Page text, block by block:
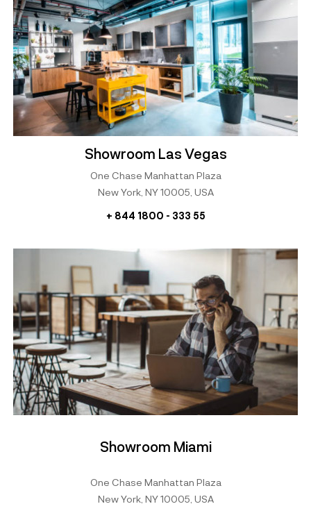
Showroom Las Vegas
One Chase Manhattan Plaza
New York, NY 10005, USA
+ 844 1800 - 333 55
Showroom Miami
One Chase Manhattan Plaza
New York, NY 10005, USA